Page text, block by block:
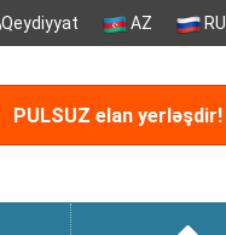
Qeydiyyat AZ RU
PULSUZ elan yerləşdir!